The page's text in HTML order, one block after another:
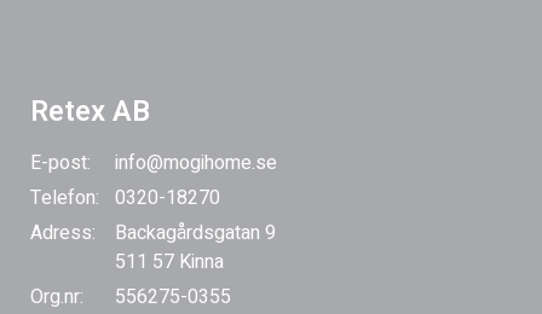
Retex AB
E-post:
info@mogihome.se
Telefon: 0320-18270
Adress:
Backagårdsgatan 9
511 57 Kinna
Org.nr:
556275-0355